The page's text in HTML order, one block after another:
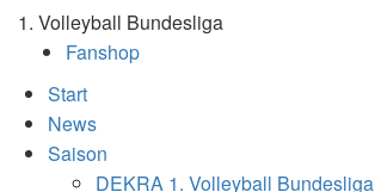
1. Volleyball Bundesliga
Fanshop
Start
News
Saison
DEKRA 1. Volleyball Bundesliga